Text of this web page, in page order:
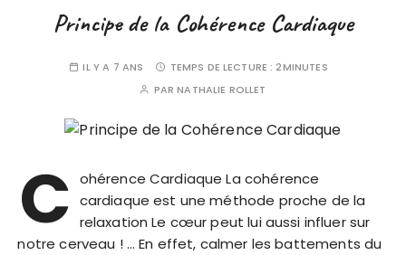
Principe de la Cohérence Cardiaque
IL Y A 7 ANS TEMPS DE LECTURE :2MINUTES
PARNATHALIE ROLLET
C ohérence Cardiaque La cohérence
cardiaque est une méthode proche de la
relaxation Le cœur peut lui aussi influer sur
notre cerveau ! … En effet, calmer les battements du